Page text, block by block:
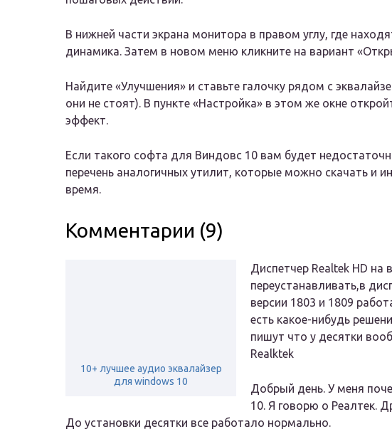
В нижней части экрана монитора в правом углу, где
динамика. Затем в новом меню кликните на вариант
Найдите «Улучшения» и ставьте галочку рядом с
они не стоят). В пункте «Настройка» в этом же окне
эффект.
Если такого софта для Виндовс 10 вам будет
перечень аналогичных утилит, которые можно скачать и
время.
Комментарии (9)
10+ лучшее аудио эквалайзер
для windows 10
Диспетчер Realtek HD на
переустанавливать,в
версии 1803 и 1809
есть какое-нибудь
пишут что у десятки
Realktek
Добрый день. У меня
10. Я говорю о Реалтек.
До установки десятки все работало нормально.